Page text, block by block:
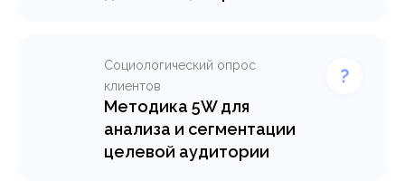
Социологический опрос
клиентов
Методика 5W для
анализа и сегментации
целевой аудитории